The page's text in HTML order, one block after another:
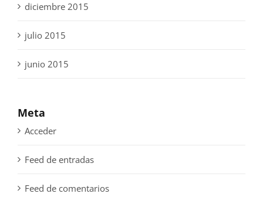
diciembre 2015
julio 2015
junio 2015
Meta
Acceder
Feed de entradas
Feed de comentarios